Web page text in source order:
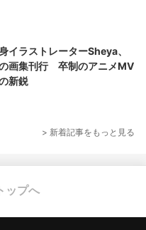
イラストレーターSheya、
画集刊行 卒制のアニメMV
新鋭
> 新着記事をもっと見る
ップへ